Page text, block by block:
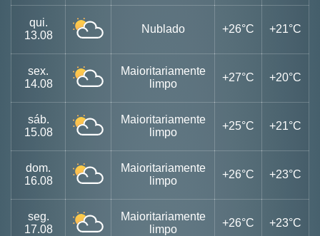
qui.
13.08
Nublado +26°C +21°C
sex.
14.08
Maioritariamente
limpo
+27°C +20°C
sáb.
15.08
Maioritariamente
limpo
+25°C +21°C
dom.
16.08
Maioritariamente
limpo
+26°C +23°C
seg.
17.08
Maioritariamente
limpo
+26°C +23°C